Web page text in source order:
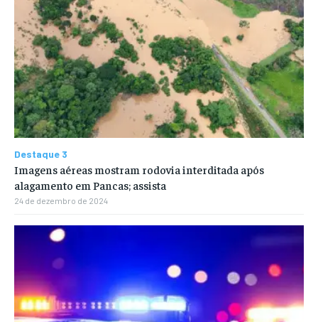
Destaque 3
Imagens aéreas mostram rodovia interditada após
alagamento em Pancas; assista
24 de dezembro de 2024